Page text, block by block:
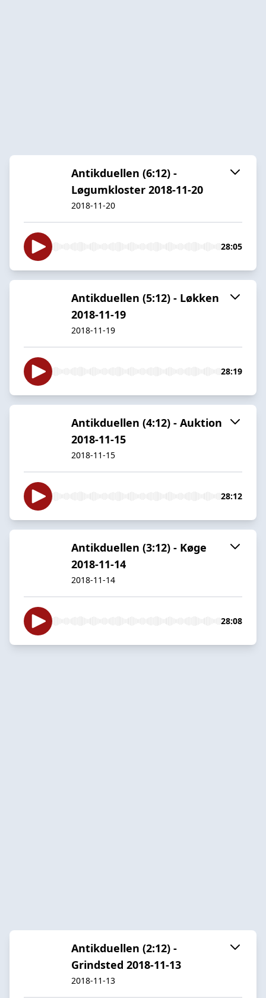
Antikduellen (6:12) -
Løgumkloster 2018-11-20
2018-11-20
28:05
Antikduellen (5:12) - Løkken
2018-11-19
2018-11-19
28:19
Antikduellen (4:12) - Auktion
2018-11-15
2018-11-15
28:12
Antikduellen (3:12) - Køge
2018-11-14
2018-11-14
28:08
Antikduellen (2:12) -
Grindsted 2018-11-13
2018-11-13